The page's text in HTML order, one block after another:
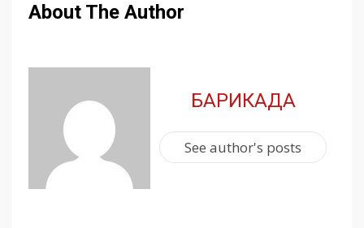
About The Author
БАРИКАДА
See author's posts